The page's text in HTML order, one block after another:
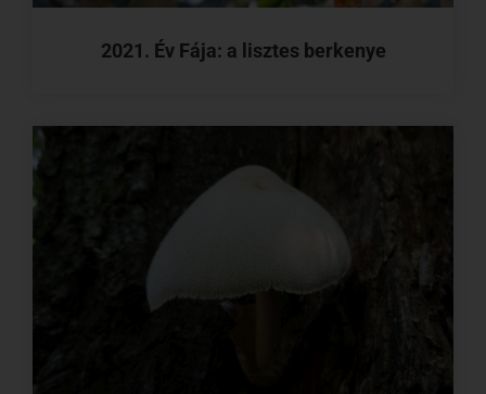
2021. Év Fája: a lisztes berkenye